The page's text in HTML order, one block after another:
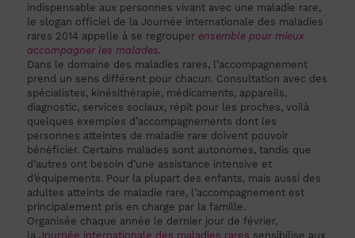
indispensable aux personnes vivant avec une maladie rare,
le slogan officiel de la Journée internationale des maladies
rares 2014 appelle à se regrouper ensemble pour mieux
accompagner les malades.
Dans le domaine des maladies rares, l’accompagnement
prend un sens différent pour chacun. Consultation avec des
spécialistes, kinésithérapie, médicaments, appareils,
diagnostic, services sociaux, répit pour les proches, voilà
quelques exemples d’accompagnements dont les
personnes atteintes de maladie rare doivent pouvoir
bénéficier. Certains malades sont autonomes, tandis que
d’autres ont besoin d’une assistance intensive et
d’équipements. Pour la plupart des enfants, mais aussi des
adultes atteints de maladie rare, l’accompagnement est
principalement pris en charge par la famille.
Organisée chaque année le dernier jour de février,
la Journée internationale des maladies rares sensibilise aux